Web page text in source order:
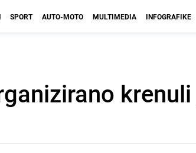
SPORT AUTO-MOTO MULTIMEDIA INFOGRAFIKE